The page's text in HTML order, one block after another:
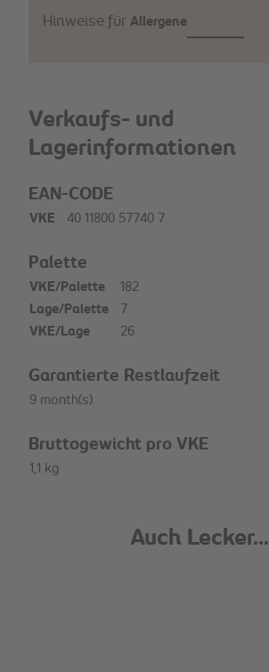
Hinweise für Allergene
Verkaufs- und
Lagerinformationen
EAN-CODE
VKE 40 11800 57740 7
Palette
VKE/Palette
182
Lage/Palette
7
VKE/Lage
26
Garantierte Restlaufzeit
9 month(s)
Bruttogewicht pro VKE
1,1 kg
Auch Lecker...